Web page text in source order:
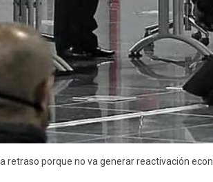
porque no va generar reactivación